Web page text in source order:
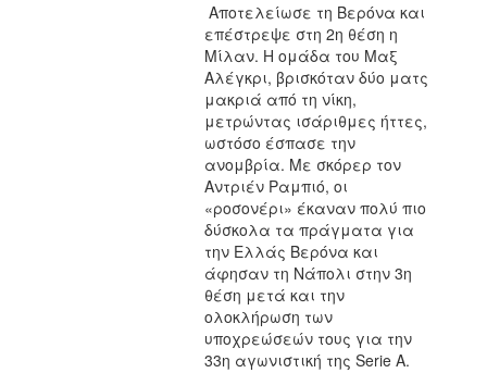
Αποτελείωσε τη Βερόνα και
επέστρεψε στη 2η θέση η
Μίλαν. Η ομάδα του Μαξ
Αλέγκρι, βρισκόταν δύο ματς
μακριά από τη νίκη,
μετρώντας ισάριθμες ήττες,
ωστόσο έσπασε την
ανομβρία. Με σκόρερ τον
Αντριέν Ραμπιό, οι
«ροσονέρι» έκαναν πολύ πιο
δύσκολα τα πράγματα για
την Ελλάς Βερόνα και
άφησαν τη Νάπολι στην 3η
θέση μετά και την
ολοκλήρωση των
υποχρεώσεών τους για την
33η αγωνιστική της Serie A.